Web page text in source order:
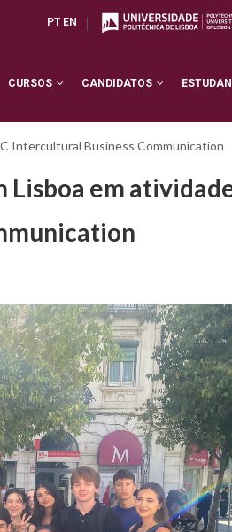
PT EN
CURSOS CANDIDATOS
Lisboa em
Intercultural Business Communication